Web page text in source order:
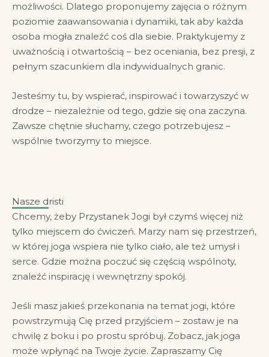
możliwości. Dlatego proponujemy zajęcia o różnym
poziomie zaawansowania i dynamiki, tak aby każda
osoba mogła znaleźć coś dla siebie. Praktykujemy z
uważnością i otwartością – bez oceniania, bez presji, z
pełnym szacunkiem dla indywidualnych granic.
Jesteśmy tu, by wspierać, inspirować i towarzyszyć w
drodze – niezależnie od tego, gdzie się ona zaczyna.
Zawsze chętnie słuchamy, czego potrzebujesz –
wspólnie tworzymy to miejsce.
Nasze dristi
Chcemy, żeby Przystanek Jogi był czymś więcej niż
tylko miejscem do ćwiczeń. Marzy nam się przestrzeń,
w której joga wspiera nie tylko ciało, ale też umysł i
serce. Gdzie można poczuć się częścią wspólnoty,
znaleźć inspirację i wewnętrzny spokój.
Jeśli masz jakieś przekonania na temat jogi, które
powstrzymują Cię przed przyjściem – zostaw je na
chwilę z boku i po prostu spróbuj. Zobacz, jak joga
może wpłynąć na Twoje życie. Zapraszamy Cię